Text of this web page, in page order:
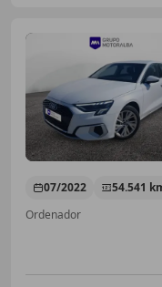
07/2022 54.541
Ordenador